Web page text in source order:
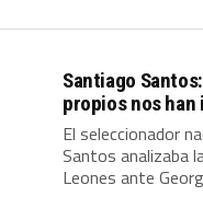
Santiago
propios nos han
El seleccionador
Santos analizaba
Leones ante